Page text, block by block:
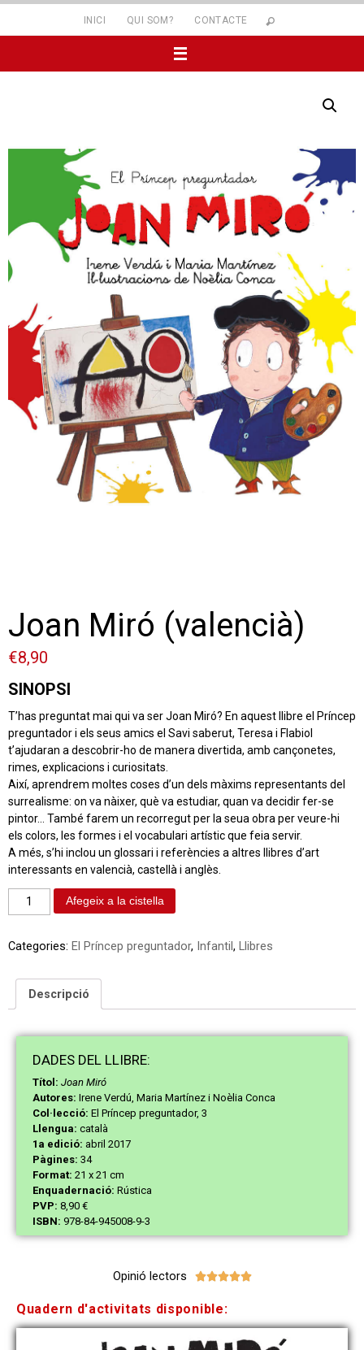
INICI QUI SOM? CONTACTE
Joan Miró (valencià)
€8,90
SINOPSI
T’has preguntat mai qui va ser Joan Miró? En aquest llibre el Príncep
preguntador i els seus amics el Savi saberut, Teresa i Flabiol
t’ajudaran a descobrir-ho de manera divertida, amb cançonetes,
rimes, explicacions i curiositats.
Així, aprendrem moltes coses d’un dels màxims representants del
surrealisme: on va nàixer, què va estudiar, quan va decidir fer-se
pintor… També farem un recorregut per la seua obra per veure-hi
els colors, les formes i el vocabulari artístic que feia servir.
A més, s’hi inclou un glossari i referències a altres llibres d’art
interessants en valencià, castellà i anglès.
Afegeix a la cistella
Categories: El Príncep preguntador, Infantil, Llibres
Descripció
DADES DEL LLIBRE:
Títol: Joan Miró
Autores: Irene Verdú, Maria Martínez i Noèlia Conca
Col·lecció: El Príncep preguntador, 3
Llengua: català
1a edició: abril 2017
Pàgines: 34
Format: 21 x 21 cm
Enquadernació: Rústica
PVP: 8,90 €
ISBN: 978-84-945008-9-3
Opinió lectors 
Quadern d'activitats disponible: